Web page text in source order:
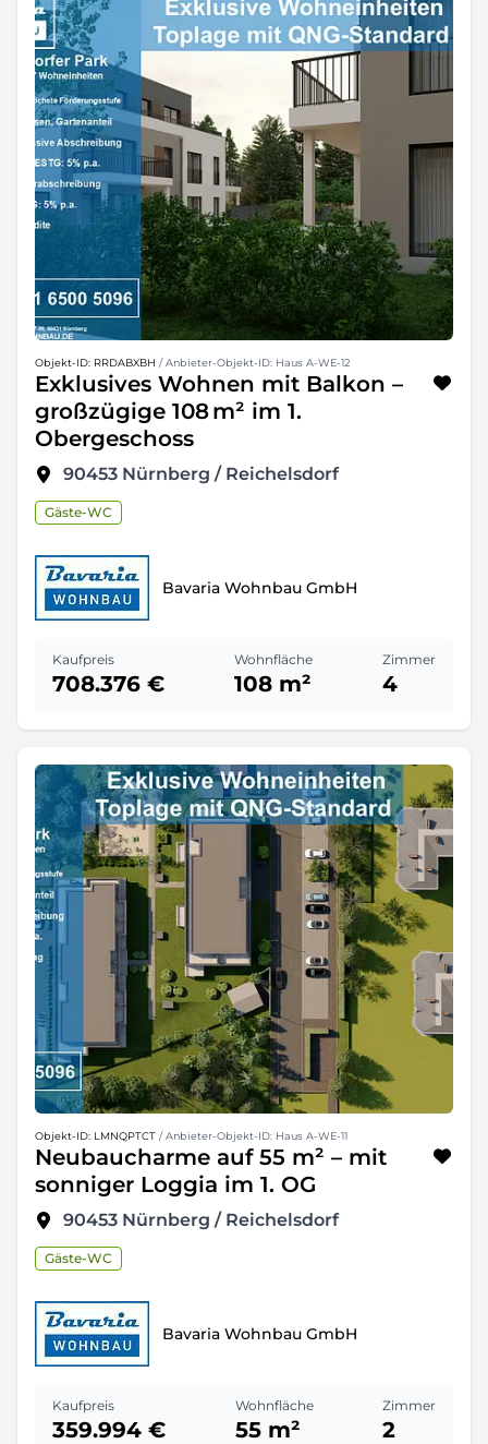
Objekt-ID: RRDABXBH / Anbieter-Objekt-ID: Haus A-WE-12
Exklusives Wohnen mit Balkon –
großzügige 108 m² im 1.
Obergeschoss
90453 Nürnberg / Reichelsdorf
Gäste-WC
Bavaria Wohnbau GmbH
Kaufpreis
708.376 €
Wohnfläche
108 m²
Zimmer
4
Objekt-ID: LMNQPTCT / Anbieter-Objekt-ID: Haus A-WE-11
Neubaucharme auf 55 m² – mit
sonniger Loggia im 1. OG
90453 Nürnberg / Reichelsdorf
Gäste-WC
Bavaria Wohnbau GmbH
Kaufpreis
359.994 €
Wohnfläche
55 m²
Zimmer
2